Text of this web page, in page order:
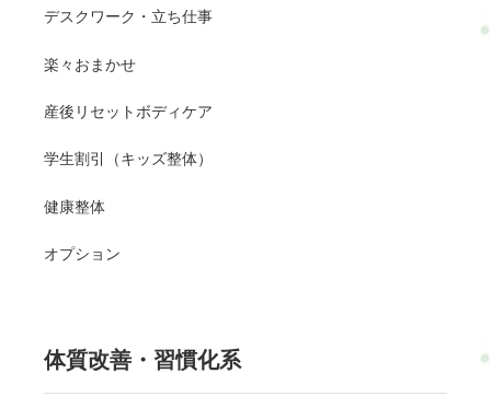
デスクワーク・立ち仕事
楽々おまかせ
産後リセットボディケア
学生割引（キッズ整体）
健康整体
オプション
体質改善・習慣化系